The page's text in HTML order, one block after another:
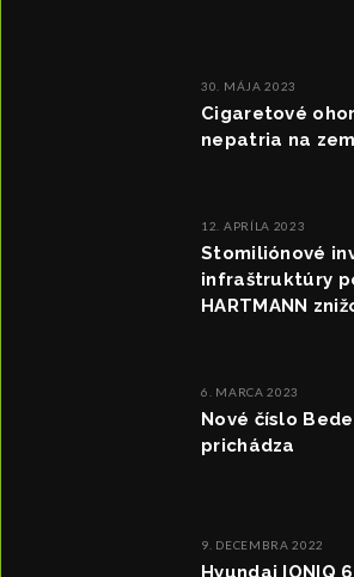
30. MÁJA 2023
Cigaretové
nepatria na
12. APRÍLA 2023
Stomiliónové
infraštruktúry
HARTMANN
6. MARCA 2023
Nové číslo
prichádza
9. DECEMBRA 2022
Hyundai IONIQ